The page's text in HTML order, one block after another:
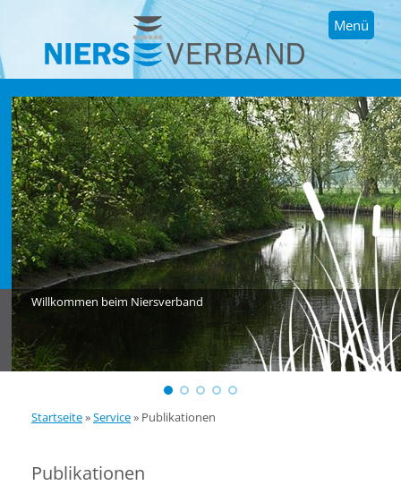
Menü
Willkommen beim Niersverband
Startseite»Service» Publikationen
Publikationen